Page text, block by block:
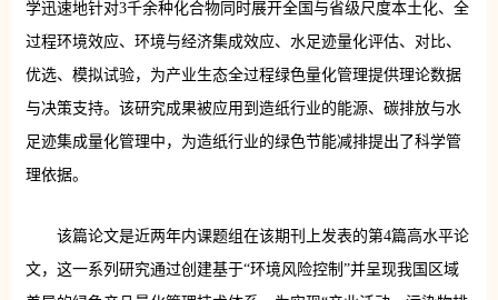
学迅速地针对3千余种化合物同时展开全国与省级尺度本土化、全
过程环境效应、环境与经济集成效应、水足迹量化评估、对比、
优选、模拟试验，为产业生态全过程绿色量化管理提供理论数据
与决策支持。该研究成果被应用到造纸行业的能源、碳排放与水
足迹集成量化管理中，为造纸行业的绿色节能减排提出了科学管
理依据。
该篇论文是近两年内课题组在该期刊上发表的第4篇高水平论
文，这一系列研究通过创建基于“环境风险控制”并呈现我国区域